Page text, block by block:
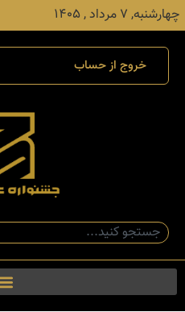
چهارشنبه, ۷ مرداد , ۱۴۰۵
خروج از حساب